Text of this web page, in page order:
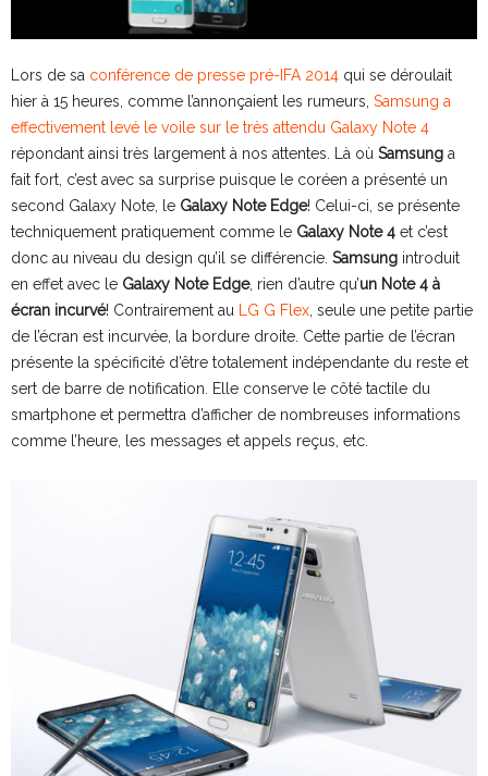
Lors de sa conférence de presse pré-IFA 2014 qui se déroulait
hier à 15 heures, comme l’annonçaient les rumeurs, Samsung a
effectivement levé le voile sur le très attendu Galaxy Note 4
répondant ainsi très largement à nos attentes. Là où Samsung a
fait fort, c’est avec sa surprise puisque le coréen a présenté un
second Galaxy Note, le Galaxy Note Edge! Celui-ci, se présente
techniquement pratiquement comme le Galaxy Note 4 et c’est
donc au niveau du design qu’il se différencie. Samsung introduit
en effet avec le Galaxy Note Edge, rien d’autre qu’un Note 4 à
écran incurvé! Contrairement au LG G Flex , seule une petite partie
de l’écran est incurvée, la bordure droite. Cette partie de l’écran
présente la spécificité d’être totalement indépendante du reste et
sert de barre de notification. Elle conserve le côté tactile du
smartphone et permettra d’afficher de nombreuses informations
comme l’heure, les messages et appels reçus, etc.